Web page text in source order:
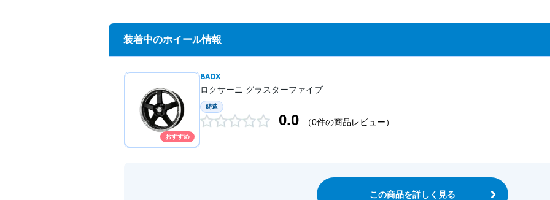
装着中のホイール情報
おすすめ
BADX
ロクサーニ グラスターファイブ
鋳造
0.0 （0件の商品レビュー）
この商品を詳しく見る